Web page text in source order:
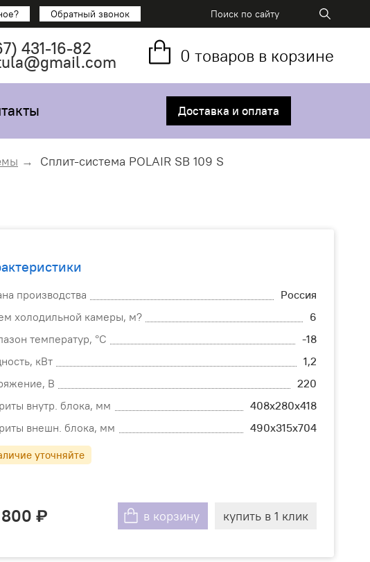
Обратный звонок
431-16-82 0 товаров в корзине
Доставка и оплата
Сплит-система POLAIR SB 109 S
производства
Россия
холодильной камеры, м?
6
температур, °С
-18
кВт
1,2
В
220
внутр. блока, мм
408х280х418
внешн. блока, мм
490х315х704
уточняйте
в корзину купить в 1 клик